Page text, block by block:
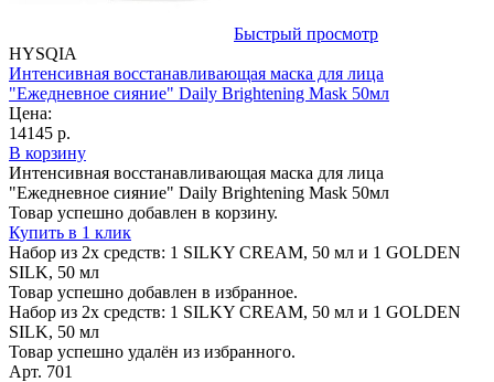
Быстрый просмотр
HYSQIA
Интенсивная восстанавливающая маска для лица
"Ежедневное сияние" Daily Brightening Mask 50мл
Цена:
14145 р.
В корзину
Интенсивная восстанавливающая маска для лица
"Ежедневное сияние" Daily Brightening Mask 50мл
Товар успешно добавлен в корзину.
Купить в 1 клик
Набор из 2х средств: 1 SILKY CREAM, 50 мл и 1 GOLDEN
SILK, 50 мл
Товар успешно добавлен в избранное.
Набор из 2х средств: 1 SILKY CREAM, 50 мл и 1 GOLDEN
SILK, 50 мл
Товар успешно удалён из избранного.
Арт. 701